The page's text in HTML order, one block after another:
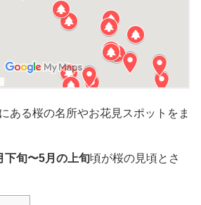
ある桜の名所やお花見スポットをま
下旬〜5月の上旬頃が桜の見頃とさ